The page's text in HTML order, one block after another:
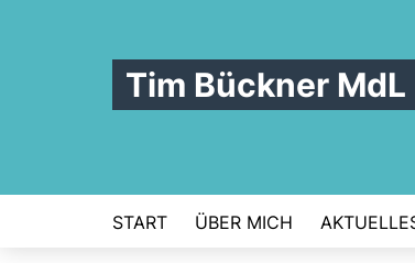
Tim Bückner MdL
START ÜBER MICH